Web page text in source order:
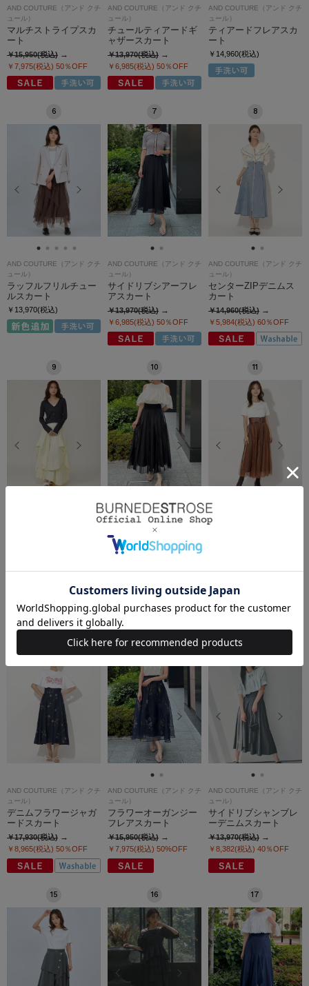
AND COUTURE（アンド クチ
ュール）
マルチストライプスカ
ート
￥15,950(税込)
￥7,975(税込) 50％OFF
AND COUTURE（アンド クチ
ュール）
チュールティアードギ
ャザースカート
￥13,970(税込)
￥6,985(税込) 50％OFF
AND COUTURE（アンド クチ
ュール）
ティアードフレアスカ
ート
￥14,960(税込)
6
AND COUTURE（アンド クチ
ュール）
ラッフルフリルチュー
ルスカート
￥13,970(税込)
7
AND COUTURE（アンド クチ
ュール）
サイドリブシアーフレ
アスカート
￥13,970(税込)
￥6,985(税込) 50％OFF
8
AND COUTURE（アンド クチ
ュール）
センターZIPデニムス
カート
￥14,960(税込)
￥5,984(税込) 60％OFF
9
AND COUTURE（アンド クチ
10
AND COUTURE（アンド クチ
ウエストリブサイドラ
インストライプ×チ…
11
AND COUTURE（アンド クチ
AND COUTURE（アンド クチ
ュール）
デニムフラワージャガ
ードスカート
￥17,930(税込)
￥8,965(税込) 50％OFF
AND COUTURE（アンド クチ
ュール）
フラワーオーガンジー
フレアスカート
￥15,950(税込)
￥7,975(税込) 50%OFF
AND COUTURE（アンド クチ
ュール）
サイドリブシャンブレ
ーデニムスカート
￥13,970(税込)
￥8,382(税込) 40％OFF
15 16 17